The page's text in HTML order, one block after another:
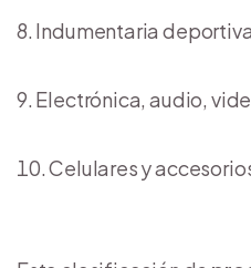
Indumentaria deportiva
Electrónica, audio,
Celulares y